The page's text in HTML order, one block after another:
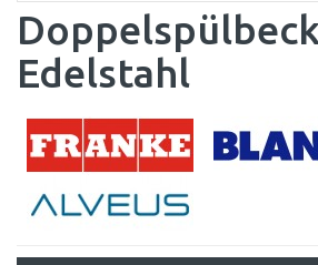
Edelstahl